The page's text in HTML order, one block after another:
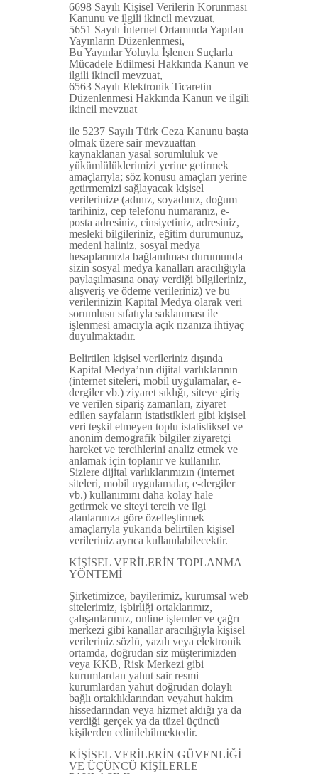
6698 Sayılı Kişisel Verilerin Korunması
Kanunu ve ilgili ikincil mevzuat,
5651 Sayılı İnternet Ortamında Yapılan
Yayınların Düzenlenmesi,
Bu Yayınlar Yoluyla İşlenen Suçlarla
Mücadele Edilmesi Hakkında Kanun ve
ilgili ikincil mevzuat,
6563 Sayılı Elektronik Ticaretin
Düzenlenmesi Hakkında Kanun ve ilgili
ikincil mevzuat
ile 5237 Sayılı Türk Ceza Kanunu başta
olmak üzere sair mevzuattan
kaynaklanan yasal sorumluluk ve
yükümlülüklerimizi yerine getirmek
amaçlarıyla; söz konusu amaçları yerine
getirmemizi sağlayacak kişisel
verilerinize (adınız, soyadınız, doğum
tarihiniz, cep telefonu numaranız, e-
posta adresiniz, cinsiyetiniz, adresiniz,
mesleki bilgileriniz, eğitim durumunuz,
medeni haliniz, sosyal medya
hesaplarınızla bağlanılması durumunda
sizin sosyal medya kanalları aracılığıyla
paylaşılmasına onay verdiği bilgileriniz,
alışveriş ve ödeme verileriniz) ve bu
verilerinizin Kapital Medya olarak veri
sorumlusu sıfatıyla saklanması ile
işlenmesi amacıyla açık rızanıza ihtiyaç
duyulmaktadır.
Belirtilen kişisel verileriniz dışında
Kapital Medya’nın dijital varlıklarının
(internet siteleri, mobil uygulamalar, e-
dergiler vb.) ziyaret sıklığı, siteye giriş
ve verilen sipariş zamanları, ziyaret
edilen sayfaların istatistikleri gibi kişisel
veri teşkil etmeyen toplu istatistiksel ve
anonim demografik bilgiler ziyaretçi
hareket ve tercihlerini analiz etmek ve
anlamak için toplanır ve kullanılır.
Sizlere dijital varlıklarımızın (internet
siteleri, mobil uygulamalar, e-dergiler
vb.) kullanımını daha kolay hale
getirmek ve siteyi tercih ve ilgi
alanlarınıza göre özelleştirmek
amaçlarıyla yukarıda belirtilen kişisel
verileriniz ayrıca kullanılabilecektir.
KİŞİSEL VERİLERİN TOPLANMA
YÖNTEMİ
Şirketimizce, bayilerimiz, kurumsal web
sitelerimiz, işbirliği ortaklarımız,
çalışanlarımız, online işlemler ve çağrı
merkezi gibi kanallar aracılığıyla kişisel
verileriniz sözlü, yazılı veya elektronik
ortamda, doğrudan siz müşterimizden
veya KKB, Risk Merkezi gibi
kurumlardan yahut sair resmi
kurumlardan yahut doğrudan dolaylı
bağlı ortaklıklarından veyahut hakim
hissedarından veya hizmet aldığı ya da
verdiği gerçek ya da tüzel üçüncü
kişilerden edinilebilmektedir.
KİŞİSEL VERİLERİN GÜVENLİĞİ
VE ÜÇÜNCÜ KİŞİLERLE